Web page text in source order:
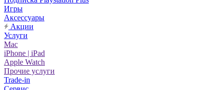
Игры
Аксессуары
Акции
Услуги
Mac
iPhone | iPad
Apple Watch
Прочие услуги
Trade-in